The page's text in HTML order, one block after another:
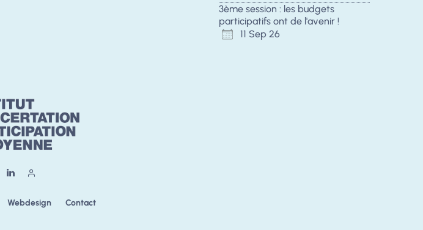
3ème session : les budgets
participatifs ont de l'avenir !
11 Sep 26
Webdesign Contact